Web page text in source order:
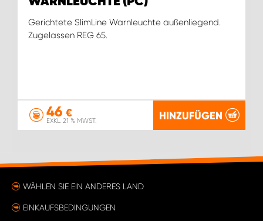
Gerichtete SlimLine Warnleuchte außenliegend.
Zugelassen REG 65.
46 €
EXKL. 21 % MWST. HINZUFÜGEN
WÄHLEN SIE EIN ANDERES LAND
EINKAUFSBEDINGUNGEN